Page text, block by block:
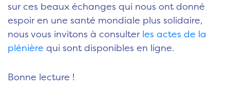
sur ces beaux échanges qui nous ont donné
espoir en une santé mondiale plus solidaire,
nous vous invitons à consulter les actes de la
plénière qui sont disponibles en ligne.
Bonne lecture !